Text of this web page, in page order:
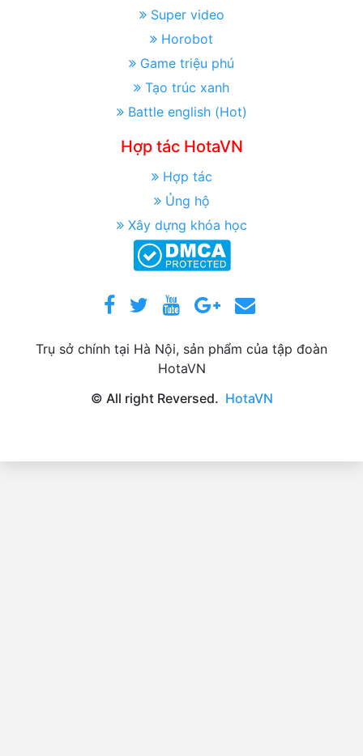
Super video
Horobot
Game triệu phú
Tạo trúc xanh
Battle english (Hot)
Hợp tác HotaVN
Hợp tác
Ủng hộ
Xây dựng khóa học
Trụ sở chính tại Hà Nội, sản phẩm của tập đoàn
HotaVN
© All right Reversed. HotaVN